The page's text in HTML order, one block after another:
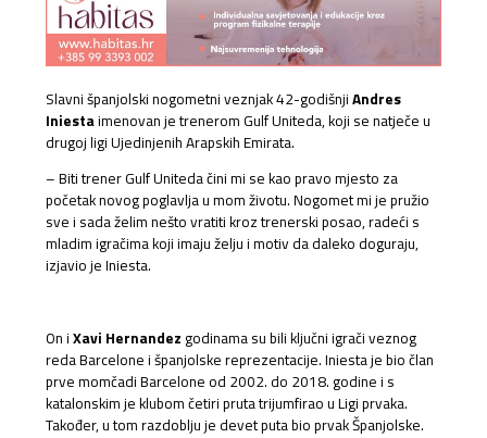
Slavni španjolski nogometni veznjak 42-godišnjiAndres
Iniestaimenovan je trenerom Gulf Uniteda, koji se natječe u
drugoj ligi Ujedinjenih Arapskih Emirata.
– Biti trener Gulf Uniteda čini mi se kao pravo mjesto za
početak novog poglavlja u mom životu. Nogomet mi je pružio
sve i sada želim nešto vratiti kroz trenerski posao, radeći s
mladim igračima koji imaju želju i motiv da daleko doguraju,
izjavio je Iniesta.
On iXavi Hernandez godinama su bili ključni igrači veznog
reda Barcelone i španjolske reprezentacije. Iniesta je bio član
prve momčadi Barcelone od 2002. do 2018. godine i s
katalonskim je klubom četiri pruta trijumfirao u Ligi prvaka.
Također, u tom razdoblju je devet puta bio prvak Španjolske.